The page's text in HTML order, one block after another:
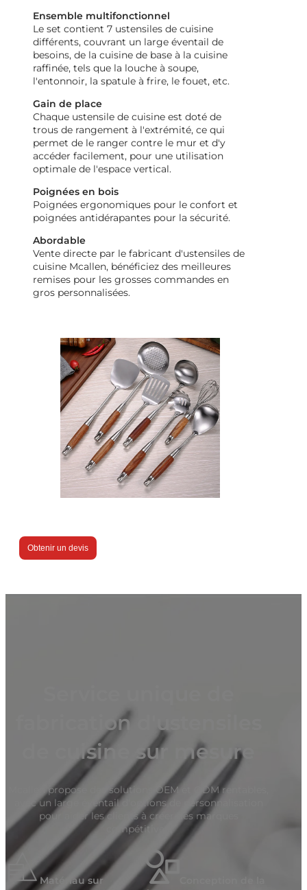
Ensemble multifonctionnel
Le set contient 7 ustensiles de cuisine
différents, couvrant un large éventail de
besoins, de la cuisine de base à la cuisine
raffinée, tels que la louche à soupe,
l'entonnoir, la spatule à frire, le fouet, etc.
Gain de place
Chaque ustensile de cuisine est doté de
trous de rangement à l'extrémité, ce qui
permet de le ranger contre le mur et d'y
accéder facilement, pour une utilisation
optimale de l'espace vertical.
Poignées en bois
Poignées ergonomiques pour le confort et
poignées antidérapantes pour la sécurité.
Abordable
Vente directe par le fabricant d'ustensiles de
cuisine Mcallen, bénéficiez des meilleures
remises pour les grosses commandes en
gros personnalisées.
Obtenir un devis
fabrication d'ustensiles
de cuisine sur mesure
Mcallen propose des solutions OEM et ODM rentables,
avec un large éventail d'options de personnalisation
pour aider les clients à créer des marques
compétitives.
Matériau sur